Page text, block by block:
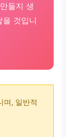
들지 생
것입니
며, 일반적